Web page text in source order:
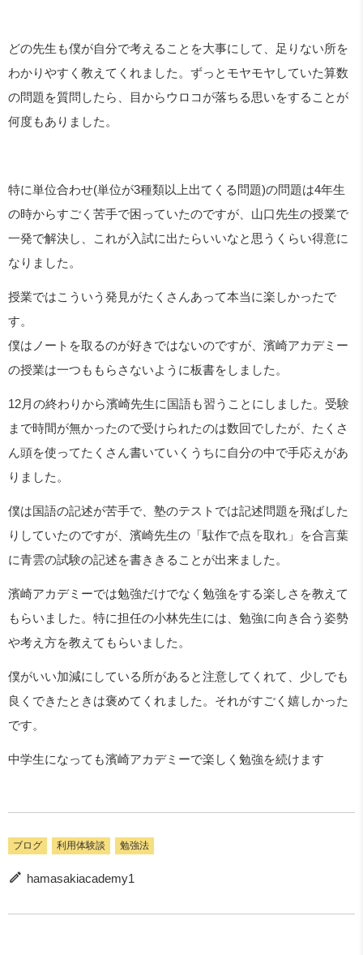
どの先生も僕が自分で考えることを大事にして、足りない所を
わかりやすく教えてくれました。ずっとモヤモヤしていた算数
の問題を質問したら、目からウロコが落ちる思いをすることが
何度もありました。
特に単位合わせ(単位が3種類以上出てくる問題)の問題は4年生
の時からすごく苦手で困っていたのですが、山口先生の授業で
一発で解決し、これが入試に出たらいいなと思うくらい得意に
なりました。
授業ではこういう発見がたくさんあって本当に楽しかったで
す。
僕はノートを取るのが好きではないのですが、濱崎アカデミー
の授業は一つももらさないように板書をしました。
12月の終わりから濱崎先生に国語も習うことにしました。受験
まで時間が無かったので受けられたのは数回でしたが、たくさ
ん頭を使ってたくさん書いていくうちに自分の中で手応えがあ
りました。
僕は国語の記述が苦手で、塾のテストでは記述問題を飛ばした
りしていたのですが、濱崎先生の「駄作で点を取れ」を合言葉
に青雲の試験の記述を書ききることが出来ました。
濱崎アカデミーでは勉強だけでなく勉強をする楽しさを教えて
もらいました。特に担任の小林先生には、勉強に向き合う姿勢
や考え方を教えてもらいました。
僕がいい加減にしている所があると注意してくれて、少しでも
良くできたときは褒めてくれました。それがすごく嬉しかった
です。
中学生になっても濱崎アカデミーで楽しく勉強を続けます
ブログ 利用体験談 勉強法
hamasakiacademy1